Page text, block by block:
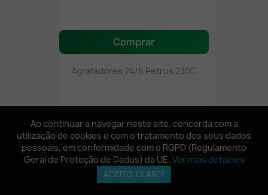
Ao continuar a navegar neste site, concorda com a
utilização de cookies e com o tratamento dos seus dados
pessoais, em conformidade com o RGPD (Regulamento
Geral de Proteção de Dados) da UE. Ver mais detalhes
ACEITO, CLARO!
Comprar
Agrafadores 24/6 Petrus 230C
42,98 € sem IVA
52,87 € com IVA
0 Avaliação(ões)
Ao continuar a navegar neste site, concorda com a
utilização de cookies e com o tratamento dos seus dados
pessoais, em conformidade com o RGPD (Regulamento
Geral de Proteção de Dados) da UE. Ver mais detalhes
ACEITO, CLARO!